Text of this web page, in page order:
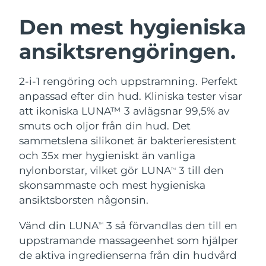
Den mest hygieniska
ansiktsrengöringen.
2-i-1 rengöring och uppstramning. Perfekt
anpassad efter din hud. Kliniska tester visar
att ikoniska LUNA™ 3 avlägsnar 99,5% av
smuts och oljor från din hud. Det
sammetslena silikonet är bakterieresistent
och 35x mer hygieniskt än vanliga
nylonborstar, vilket gör LUNATM
3 till den
skonsammaste och mest hygieniska
ansiktsborsten någonsin.
Vänd din LUNATM
3 så förvandlas den till en
uppstramande massageenhet som hjälper
de aktiva ingredienserna från din hudvård
LUNA™ 4-paket
Anti-aging massage
LUNA™ 4 Plus
Massage, LED heating
For men, anti-aging massage
BEAR™ 2-paket
Microcurrent toning
BEAR™ 2 go
Microcurrent toning on-the-go
Microcurrent line smoothing device
Återfuktning
UFO™ 3-paket
Deep facial hydration
UFO™ 3 LED
Near-infrared and red light therapy
device
Munvård
issa™ 4
Hybrid silicone sonic toothbrush
issa™ 4 plus
Smart hybrid silicone sonic toothbrush
FAQ™ ANTI-AGING-BEHANDLING
Anti-aging LED-behandlingar
NEW
Österrike Förväntad leverans 8/12/26
Bahrain Förväntad leverans8/13/26
Belgien
Bermuda Förväntad leverans 8/18/26
Bosnien och
Hercegovina
Förväntad leverans 8/15/26
Brunei Förväntad leverans8/17/26
Bulgarien Förväntad leverans
Kanada Förväntad leverans 8/16/26
Chile Förväntad leverans8/16/26